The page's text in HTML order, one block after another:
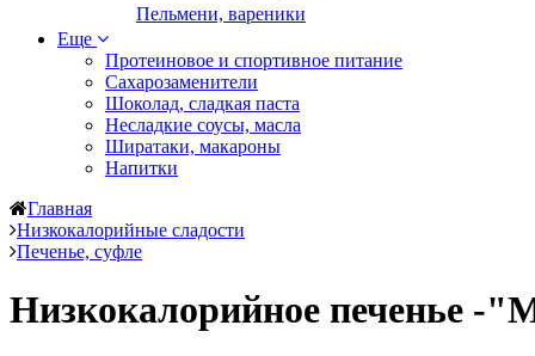
Пельмени, вареники
Еще
Протеиновое и спортивное питание
Сахарозаменители
Шоколад, сладкая паста
Несладкие соусы, масла
Ширатаки, макароны
Напитки
Главная
Низкокалорийные сладости
Печенье, суфле
Низкокалорийное печенье -